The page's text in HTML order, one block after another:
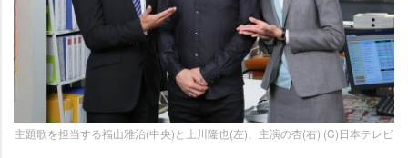
主題歌を担当する福山雅治(中央)と上川隆也(左)、主演の杏(右) (C)日本テレビ